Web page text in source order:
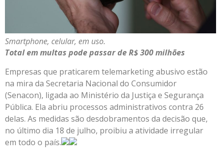
Smartphone, celular, em uso.
Total em multas pode passar de R$ 300 milhões
Empresas que praticarem telemarketing abusivo estão
na mira da Secretaria Nacional do Consumidor
(Senacon), ligada ao Ministério da Justiça e Segurança
Pública. Ela abriu processos administrativos contra 26
delas. As medidas são desdobramentos da decisão que,
no último dia 18 de julho, proibiu a atividade irregular
em todo o país.